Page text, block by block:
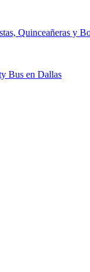
Quinceañeras y
Bus en Dallas